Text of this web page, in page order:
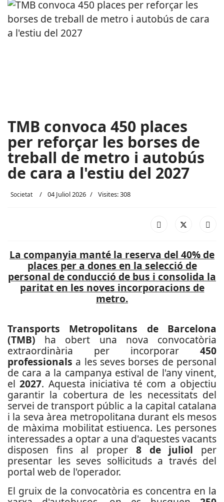
TMB convoca 450 places
per reforçar les borses de
treball de metro i autobús
de cara a l'estiu del 2027
Societat 04 Juliol 2026 Visites: 308
La companyia manté la reserva del 40% de
places per a dones en la selecció de
personal de conducció de bus i consolida la
paritat en les noves incorporacions de
metro.
Transports Metropolitans de Barcelona
(TMB) ha obert una nova convocatòria
extraordinària per incorporar 450
professionals a les seves borses de personal
de cara a la campanya estival de l'any vinent,
el2027. Aquesta iniciativa té com a objectiu
garantir la cobertura de les necessitats del
servei de transport públic a la capital catalana
i la seva àrea metropolitana durant els mesos
de màxima mobilitat estiuenca. Les persones
interessades a optar a una d'aquestes vacants
disposen fins al proper 8 de juliol per
presentar les seves sol·licituds a través del
portal web de l'operador.
El gruix de la convocatòria es concentra en la